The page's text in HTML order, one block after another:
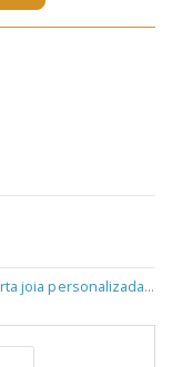
joia personalizada...